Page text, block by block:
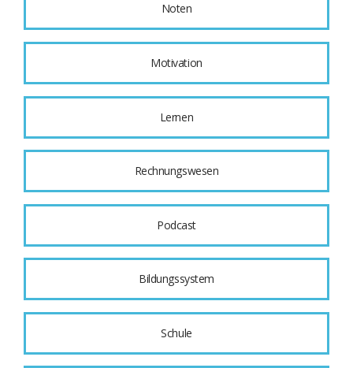
Noten
Motivation
Lernen
Rechnungswesen
Podcast
Bildungssystem
Schule